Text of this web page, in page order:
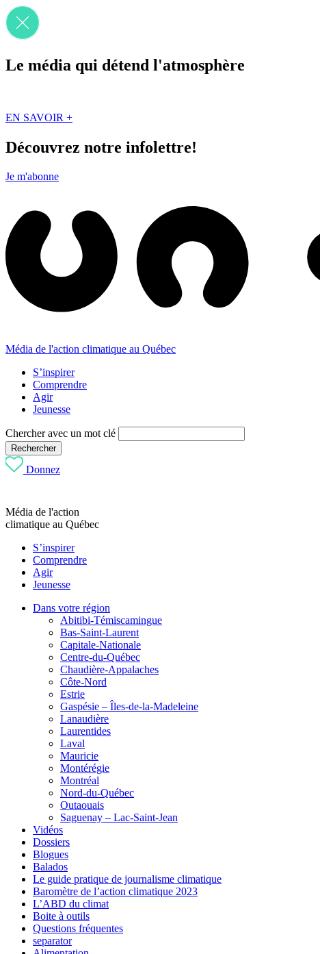
Le média qui détend l'atmosphère
EN SAVOIR +
Découvrez notre infolettre!
Je m'abonne
Média de l'action climatique au Québec
S’inspirer
Comprendre
Agir
Jeunesse
Chercher avec un mot clé
Rechercher
Donnez
Média de l'action
climatique au Québec
S’inspirer
Comprendre
Agir
Jeunesse
Dans votre région
Abitibi-Témiscamingue
Bas-Saint-Laurent
Capitale-Nationale
Centre-du-Québec
Chaudière-Appalaches
Côte-Nord
Estrie
Gaspésie – Îles-de-la-Madeleine
Lanaudière
Laurentides
Laval
Mauricie
Montérégie
Montréal
Nord-du-Québec
Outaouais
Saguenay – Lac-Saint-Jean
Vidéos
Dossiers
Blogues
Balados
Le guide pratique de journalisme climatique
Baromètre de l’action climatique 2023
L’ABD du climat
Boite à outils
Questions fréquentes
separator